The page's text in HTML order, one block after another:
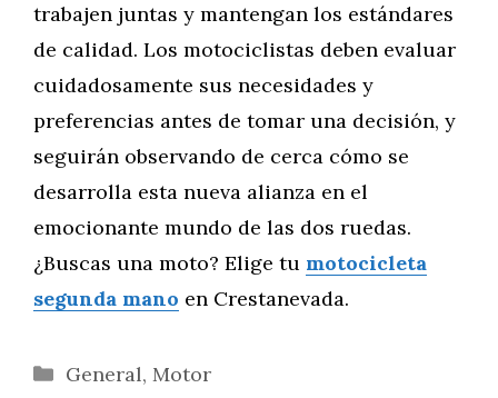
trabajen juntas y mantengan los estándares
de calidad. Los motociclistas deben evaluar
cuidadosamente sus necesidades y
preferencias antes de tomar una decisión, y
seguirán observando de cerca cómo se
desarrolla esta nueva alianza en el
emocionante mundo de las dos ruedas.
¿Buscas una moto? Elige tu motocicleta
segunda mano en Crestanevada.
Categorías
General, Motor